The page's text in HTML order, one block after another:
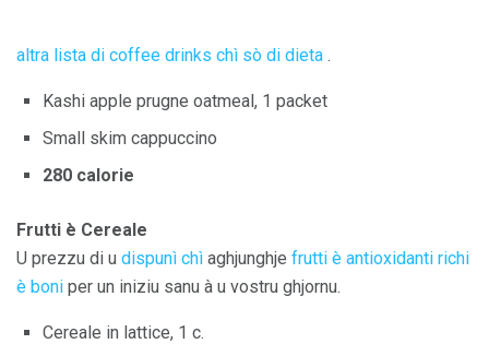
altra lista di coffee drinks chì sò di dieta .
Kashi apple prugne oatmeal, 1 packet
Small skim cappuccino
280 calorie
Frutti è Cereale
U prezzu di u dispunì chì aghjunghje frutti è antioxidanti richi
è boni per un iniziu sanu à u vostru ghjornu.
Cereale in lattice, 1 c.